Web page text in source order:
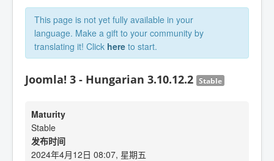
This page is not yet fully available in your
language. Make a gift to your community by
translating it! Click here to start.
Joomla! 3 - Hungarian 3.10.12.2 Stable
Maturity
Stable
发布时间
2024年4月12日 08:07, 星期五